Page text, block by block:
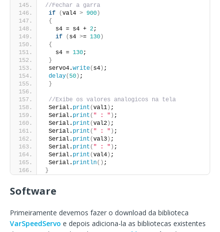
//Fechar a garra
if
(val4 > 900 )
{
   s4 = s4 +
2;
if
( s4 >= 130 )
{
   s4 =
130;
}
servo4.write( s4 ) ;
delay( 50 ) ;
}
//Exibe os valores analogicos na tela
Serial. print (val1 ) ;
Serial. print ( " : " ) ;
Serial. print (val2 ) ;
Serial. print ( " : " ) ;
Serial. print (val3 ) ;
Serial. print ( " : " ) ;
Serial. print (val4 ) ;
Serial. println() ;
}
Software
Primeiramente devemos fazer o download da biblioteca
VarSpeedServo e depois adiciona-la as bibliotecas existentes